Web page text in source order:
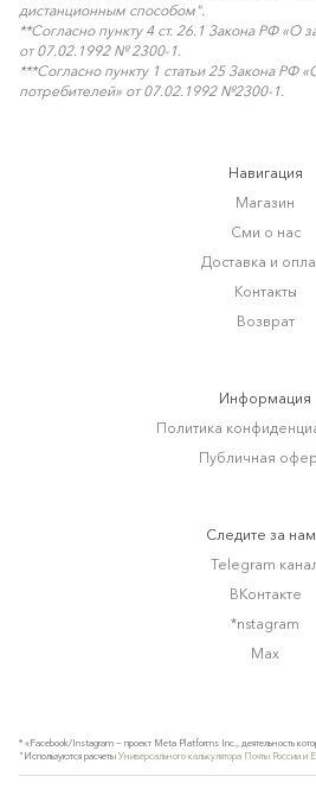
дистанционным способом".
**Согласно пункту 4 ст. 26.1 Закона РФ «О
от 07.02.1992 № 2300-1.
***Согласно пункту 1 статьи 25 Закона РФ
потребителей» от 07.02.1992 №2300-1.
Навигация
Магазин
Сми о нас
Доставка и
Контакты
Возврат
Информация
Политика
Публичная
Следите за
Telegram
ВКонтакте
*nstagram
Max
* «Facebook/Instagram — проект Meta Platforms Inc., деятельность
"Используются расчеты Универсального калькулятора Почты России и